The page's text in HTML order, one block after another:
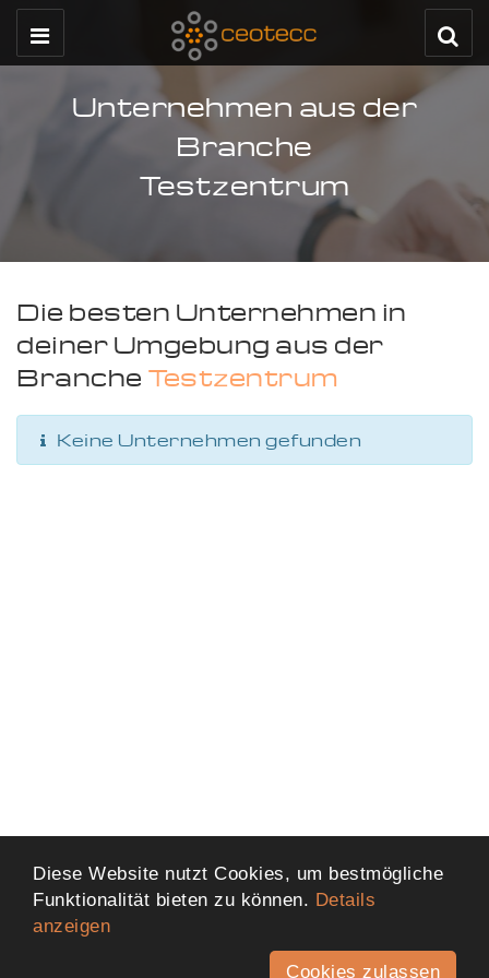
Unternehmen aus der
Branche
Testzentrum
Die besten Unternehmen in
deiner Umgebung aus der
Branche Testzentrum
Keine Unternehmen gefunden
Diese Website nutzt Cookies, um bestmögliche
Funktionalität bieten zu können. Details
anzeigen
Cookies zulassen